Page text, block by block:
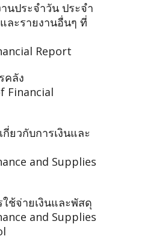
นประจำวัน ประจำ
ละรายงานอื่นๆ ที่
Report
คลัง
Financial
กี่ยวกับการเงินและ
and Supplies
ช้จ่ายเงินและพัสดุ
and Supplies